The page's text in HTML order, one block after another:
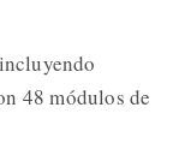
48 módulos de